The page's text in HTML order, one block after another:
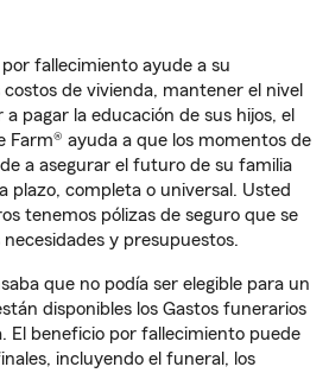
fallecimiento ayude a su
de vivienda, mantener el nivel
pagar la educación de sus hijos, el
Farm® ayuda a que los momentos de
a asegurar el futuro de su familia
plazo, completa o universal. Usted
tenemos pólizas de seguro que se
y presupuestos.
que no podía ser elegible para un
disponibles los Gastos funerarios
El beneficio por fallecimiento puede
incluyendo el funeral, los